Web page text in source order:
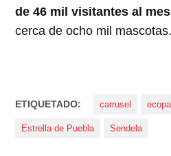
de 46 mil visitantes al mes
cerca de ocho mil mascotas.
ETIQUETADO: carrusel
Estrella de Puebla Sendela